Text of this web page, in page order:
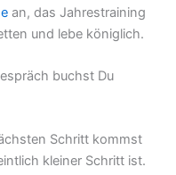
an, das Jahrestraining
und lebe königlich.
buchst Du
Schritt kommst
kleiner Schritt ist.